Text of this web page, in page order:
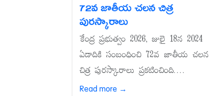
72వ జాతీయ చలన చిత్ర
పురస్కారాలు
కేంద్ర ప్రభుత్వం 2026, జులై 18న 2024
ఏడాదికి సంబంధించి 72వ జాతీయ చలన
చిత్ర పురస్కారాలు ప్రకటించింది....
Read more →